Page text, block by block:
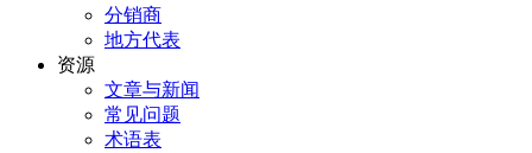
分销商
地方代表
资源
文章与新闻
常见问题
术语表